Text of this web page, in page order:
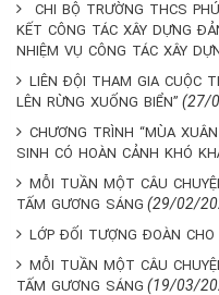
CHI BỘ TRƯỜNG THCS
KẾT CÔNG TÁC XÂY DỰNG
NHIỆM VỤ CÔNG TÁC XÂY
LIÊN ĐỘI THAM GIA CUỘC
LÊN RỪNG XUỐNG BIỂN” (27/
CHƯƠNG TRÌNH “MÙA
SINH CÓ HOÀN CẢNH KHÓ
MỖI TUẦN MỘT CÂU
TẤM GƯƠNG SÁNG (29/02/
LỚP ĐỐI TƯỢNG ĐOÀN
MỖI TUẦN MỘT CÂU
TẤM GƯƠNG SÁNG (19/03/